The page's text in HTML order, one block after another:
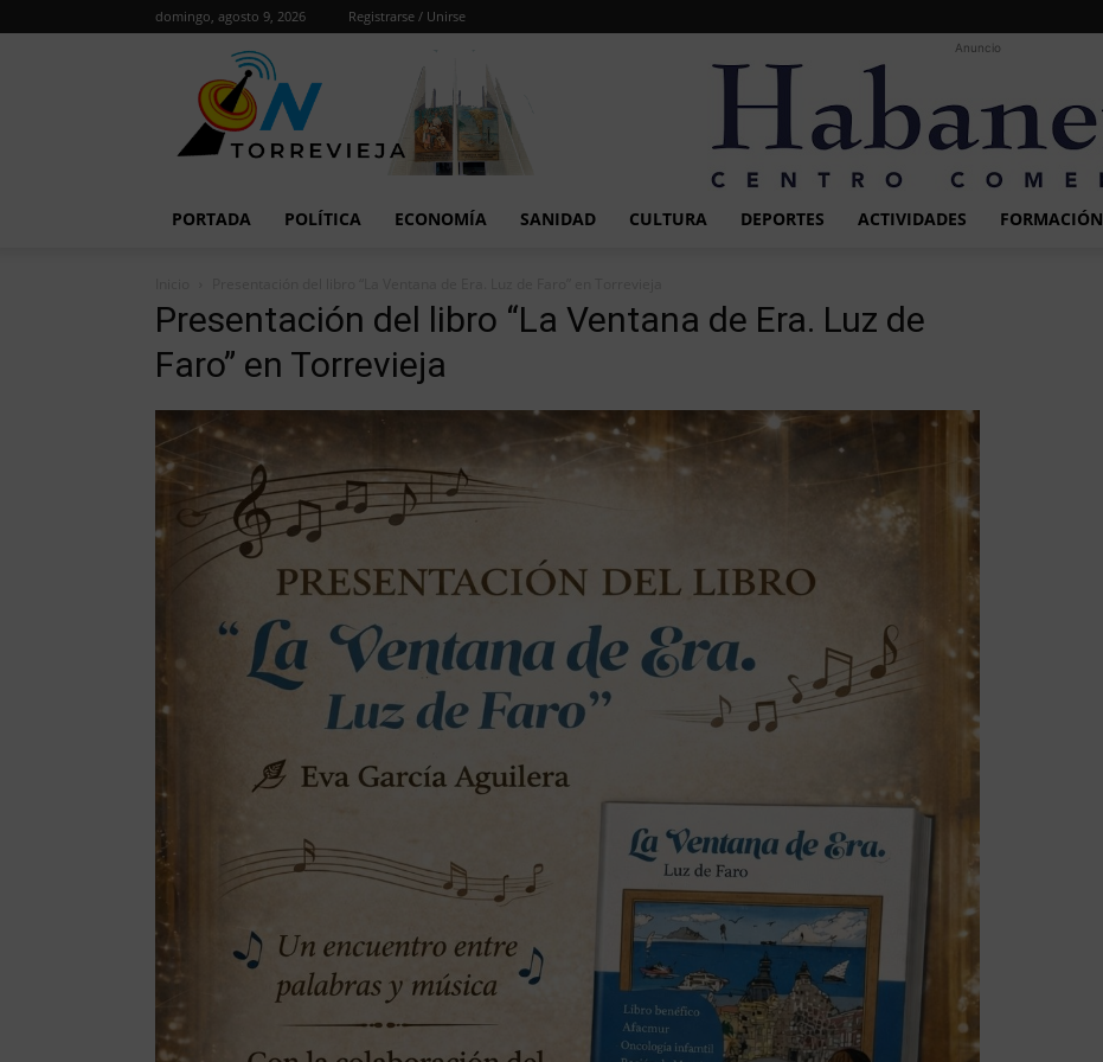
domingo, agosto 9, 2026 Registrarse / Unirse
Anuncio
PORTADA POLÍTICA ECONOMÍA SANIDAD CULTURA DEPORTES ACTIVIDADES FORMACIÓN
Presentación del libro “La Ventana de Era. Luz de
Faro” en Torrevieja